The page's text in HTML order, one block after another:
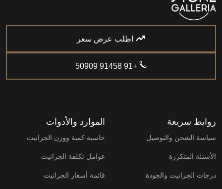
اطلب عرض سعر
+91 91458 50909
روابط سريعة
سياسة الشحن والتوصيل
الأسئلة المتكررة
درجات الجرانيت والجودة
الموارد والأدوات
حاسبة كمية ووزن الجرانيت
عوامل تكلفة الجرانيت
قائمة أسعار الجرانيت